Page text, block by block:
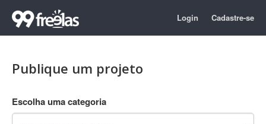
Login Cadastre-se
Publique um projeto
Escolha uma categoria